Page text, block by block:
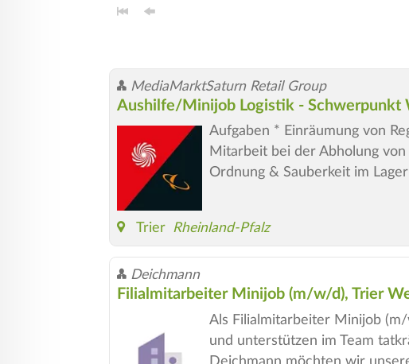
MediaMarktSaturn Retail Group
Aushilfe/Minijob Logistik - Schwerpunkt
Aufgaben * Einräumung von
Mitarbeit bei der Abholung
Ordnung & Sauberkeit im
Trier Rheinland-Pfalz
Deichmann
Filialmitarbeiter Minijob (m/w/d), Trier
Als Filialmitarbeiter Minijob
und unterstützen im Team
Deichmann möchten wir